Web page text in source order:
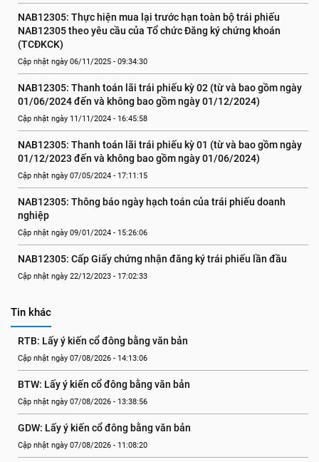
NAB12305: Thực hiện mua lại trước hạn toàn bộ trái phiếu
NAB12305 theo yêu cầu của Tổ chức Đăng ký chứng khoán
(TCĐKCK)
Cập nhật ngày 06/11/2025 - 09:34:30
NAB12305: Thanh toán lãi trái phiếu kỳ 02 (từ và bao gồm ngày
01/06/2024 đến và không bao gồm ngày 01/12/2024)
Cập nhật ngày 11/11/2024 - 16:45:58
NAB12305: Thanh toán lãi trái phiếu kỳ 01 (từ và bao gồm ngày
01/12/2023 đến và không bao gồm ngày 01/06/2024)
Cập nhật ngày 07/05/2024 - 17:11:15
NAB12305: Thông báo ngày hạch toán của trái phiếu doanh
nghiệp
Cập nhật ngày 09/01/2024 - 15:26:06
NAB12305: Cấp Giấy chứng nhận đăng ký trái phiếu lần đầu
Cập nhật ngày 22/12/2023 - 17:02:33
Tin khác
RTB: Lấy ý kiến cổ đông bằng văn bản
Cập nhật ngày 07/08/2026 - 14:13:06
BTW: Lấy ý kiến cổ đông bằng văn bản
Cập nhật ngày 07/08/2026 - 13:38:56
GDW: Lấy ý kiến cổ đông bằng văn bản
Cập nhật ngày 07/08/2026 - 11:08:20